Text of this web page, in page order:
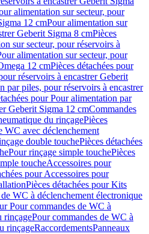
alimentation sur secteur, pour
12 cmPour alimentation sur
Geberit Sigma 8 cmPièces
sur secteur, pour réservoirs à
alimentation sur secteur, pour
12 cmPièces détachées pour
réservoirs à encastrer Geberit
par piles, pour réservoirs à encastrer
pour Pour alimentation par
Geberit Sigma 12 cmCommandes
du rinçagePièces
WC avec déclenchement
double touchePièces détachées
Pour rinçage simple touchePièces
toucheAccessoires pour
pour Accessoires pour
Pièces détachées pour Kits
WC à déclenchement électronique
Pour commandes de WC à
rinçagePour commandes de WC à
rinçageRaccordementsPanneaux